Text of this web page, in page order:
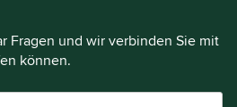
Fragen und wir verbinden Sie mit
können.